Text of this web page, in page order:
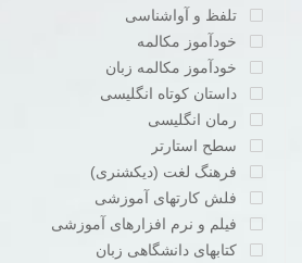
تلفظ و آواشناسی
خودآموز مکالمه
خودآموز مکالمه زبان
داستان کوتاه انگلیسی
رمان انگلیسی
سطح استارتر
فرهنگ لغت (دیکشنری)
فلش کارتهای آموزشی
فیلم و نرم افزارهای آموزشی
کتابهای دانشگاهی زبان